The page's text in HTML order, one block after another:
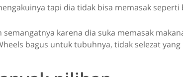
tapi dia tidak bisa memasak seperti
semangatnya karena dia suka memasak
bagus untuk tubuhnya, tidak selezat yang